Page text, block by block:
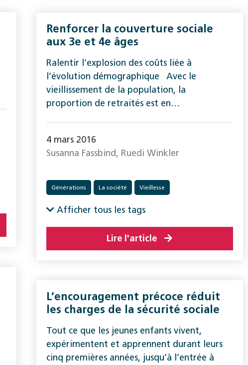
Renforcer la couverture sociale
aux 3e et 4e âges
Ralentir l’explosion des coûts liée à
l’évolution démographique Avec le
vieillissement de la population, la
proportion de retraités est en…
4 mars 2016
Susanna Fassbind, Ruedi Winkler
Générations La société Vieillesse
Afficher tous les tags
Lire l'article
L’encouragement précoce réduit
les charges de la sécurité sociale
Tout ce que les jeunes enfants vivent,
expérimentent et apprennent durant leurs
cinq premières années, jusqu’à l’entrée à